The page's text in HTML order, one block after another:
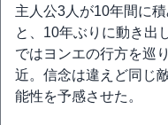
主人公3人が10年間に
と、10年ぶりに動き出
ではヨンエの行方を巡
近。信念は違えど同じ
能性を予感させた。